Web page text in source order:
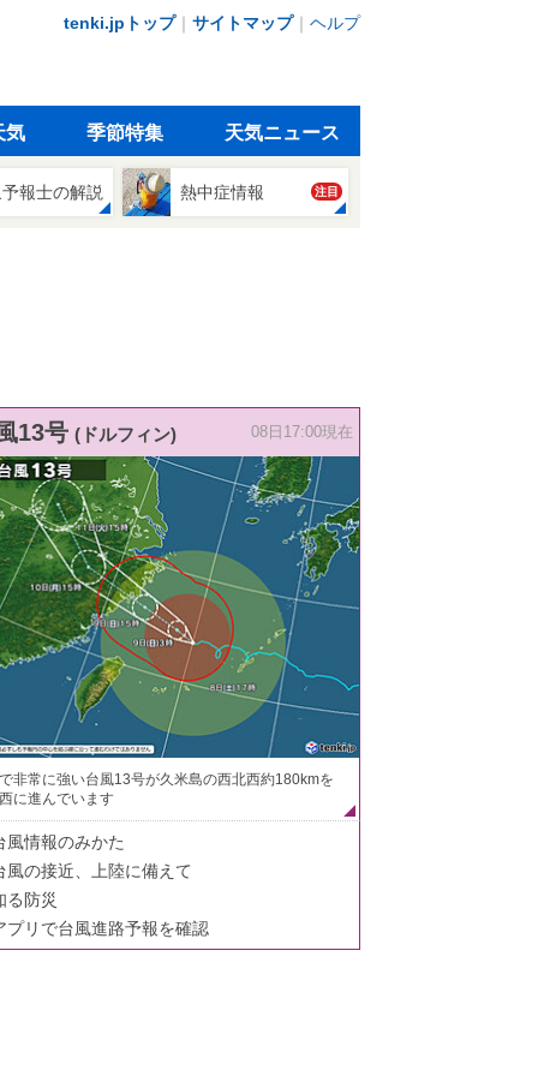
tenki.jpトップ｜ サイトマップ｜ ヘルプ
気 季節特集 天気ニュース
報士の解説 熱中症情報 注目
13号 (ドルフィン) 08日17:00現在
非常に強い台風13号が久米島の西北西約180kmを
に進んでいます
風情報のみかた
風の接近、上陸に備えて
る防災
プリで台風進路予報を確認